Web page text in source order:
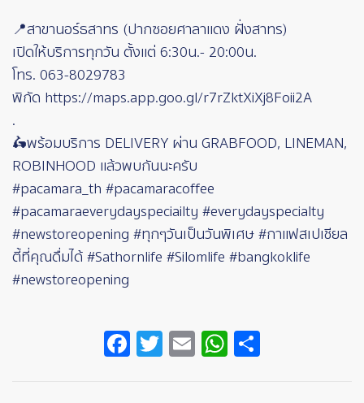
📍สาขานอร์ธสาทร (ปากซอยศาลาแดง ฝั่งสาทร)
เปิดให้บริการทุกวัน ตั้งแต่ 6:30น.- 20:00น.
โทร. 063-8029783
พิกัด https://maps.app.goo.gl/r7rZktXiXj8Foii2A
.
🛵พร้อมบริการ DELIVERY ผ่าน GRABFOOD, LINEMAN,
ROBINHOOD แล้วพบกันนะครับ
#pacamara_th #pacamaracoffee
#pacamaraeverydayspeciailty #everydayspecialty
#newstoreopening #ทุกๆวันเป็นวันพิเศษ #กาแฟสเปเชียล
ตี้ที่คุณดื่มได้ #Sathornlife #Silomlife #bangkoklife
#newstoreopening
Facebook
Twitter
EmailWhatsApp